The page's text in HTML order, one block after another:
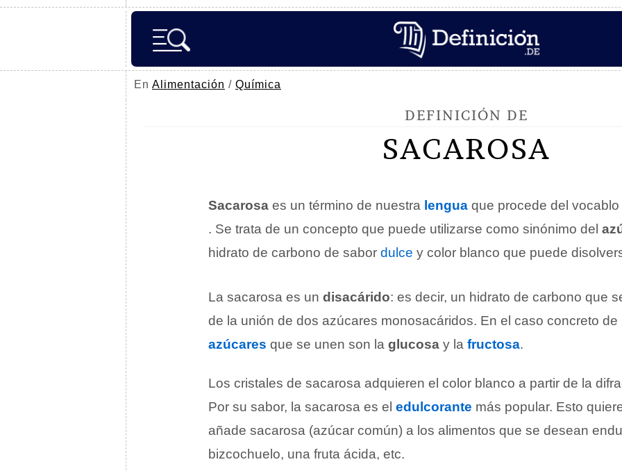
En Alimentación / Química
DEFINICIÓN DE
SACAROSA
Sacarosa es un término de nuestra lengua que procede del
. Se trata de un concepto que puede utilizarse como sinónimo del
hidrato de carbono de sabor dulce y color blanco que puede
La sacarosa es un disacárido: es decir, un hidrato de carbono que
de la unión de dos azúcares monosacáridos. En el caso concreto
azúcares que se unen son la glucosa y la fructosa.
Los cristales de sacarosa adquieren el color blanco a partir de la
Por su sabor, la sacarosa es el edulcorante más popular. Esto
añade sacarosa (azúcar común) a los alimentos que se desean
bizcochuelo, una fruta ácida, etc.